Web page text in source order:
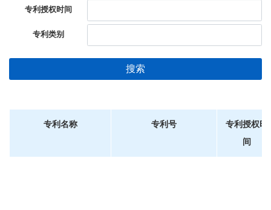
专利授权时间
专利类别
搜索
专利名称 专利号
专利授权时
间